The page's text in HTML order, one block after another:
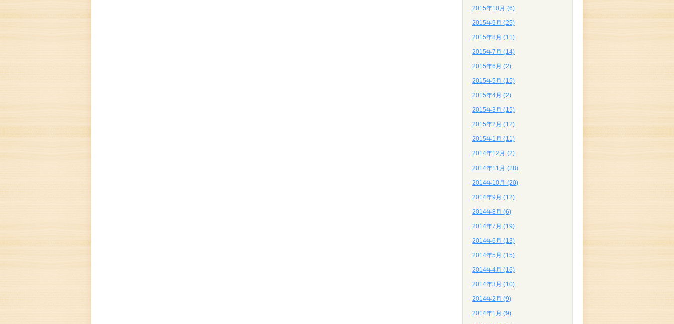
2015年10月 (6)
2015年9月 (25)
2015年8月 (11)
2015年7月 (14)
2015年6月 (2)
2015年5月 (15)
2015年4月 (2)
2015年3月 (15)
2015年2月 (12)
2015年1月 (11)
2014年12月 (2)
2014年11月 (28)
2014年10月 (20)
2014年9月 (12)
2014年8月 (6)
2014年7月 (19)
2014年6月 (13)
2014年5月 (15)
2014年4月 (16)
2014年3月 (10)
2014年2月 (9)
2014年1月 (9)